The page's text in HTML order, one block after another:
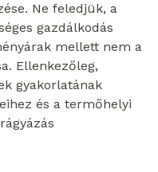
Ne feledjük, a
gazdálkodás
mellett nem a
Ellenkezőleg,
gyakorlatának
és a termőhelyi